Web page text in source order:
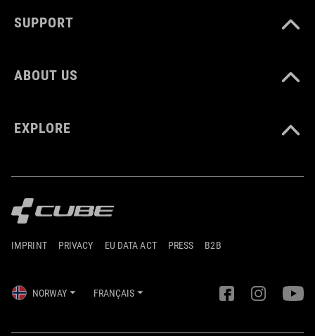
SUPPORT
ABOUT US
EXPLORE
IMPRINT PRIVACY EU DATA ACT PRESS B2B
NORWAY FRANÇAIS